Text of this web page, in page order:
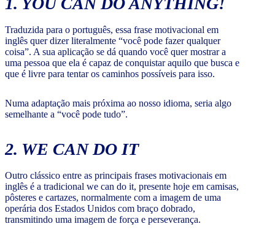
Traduzida para o português, essa frase motivacional em
inglês quer dizer literalmente “você pode fazer qualquer
coisa”. A sua aplicação se dá quando você quer mostrar a
uma pessoa que ela é capaz de conquistar aquilo que busca e
que é livre para tentar os caminhos possíveis para isso.
Numa adaptação mais próxima ao nosso idioma, seria algo
semelhante a “você pode tudo”.
2. WE CAN DO IT
Outro clássico entre as principais frases motivacionais em
inglês é a tradicional we can do it, presente hoje em camisas,
pôsteres e cartazes, normalmente com a imagem de uma
operária dos Estados Unidos com braço dobrado,
transmitindo uma imagem de força e perseverança.